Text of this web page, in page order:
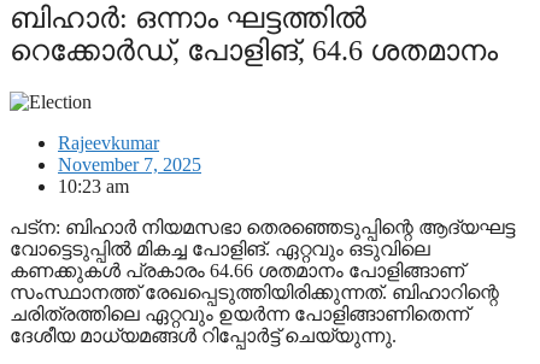
ബിഹാര്‍: ഒന്നാം ഘട്ടത്തില്‍
റെക്കോര്‍ഡ്, പോളിങ്, 64.6 ശതമാനം
Rajeevkumar
November 7, 2025
10:23 am
പട്‌ന: ബിഹാര്‍ നിയമസഭാ തെരഞ്ഞെടുപ്പിന്റെ ആദ്യഘട്ട
വോട്ടെടുപ്പില്‍ മികച്ച പോളിങ്. ഏറ്റവും ഒടുവിലെ
കണക്കുകള്‍ പ്രകാരം 64.66 ശതമാനം പോളിങ്ങാണ്
സംസ്ഥാനത്ത് രേഖപ്പെടുത്തിയിരിക്കുന്നത്. ബിഹാറിന്റെ
ചരിത്രത്തിലെ ഏറ്റവും ഉയര്‍ന്ന പോളിങ്ങാണിതെന്ന്
ദേശീയ മാധ്യമങ്ങള്‍ റിപ്പോര്‍ട്ട് ചെയ്യുന്നു.